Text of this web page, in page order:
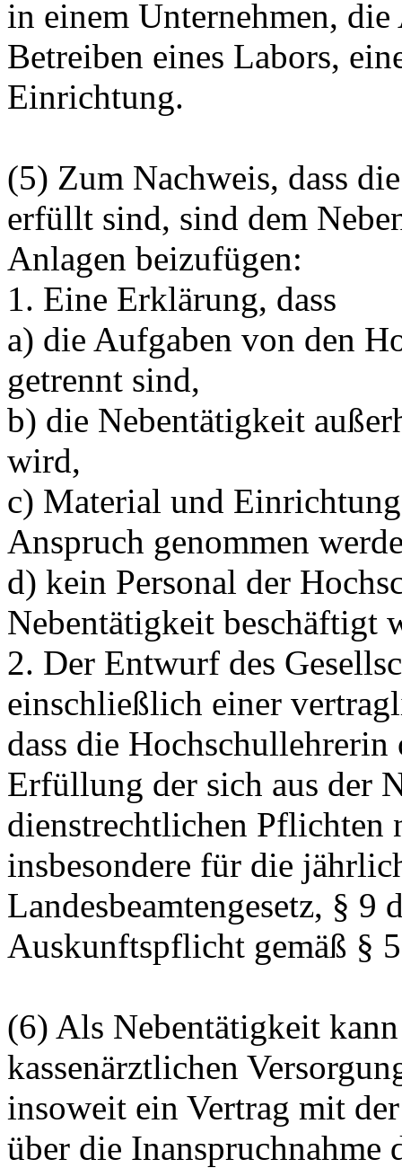
in einem Unternehmen,
Betreiben eines Labors,
Einrichtung.
(5) Zum Nachweis, dass
erfüllt sind, sind dem
Anlagen beizufügen:
1. Eine Erklärung, dass
a) die Aufgaben von den
getrennt sind,
b) die Nebentätigkeit
wird,
c) Material und
Anspruch genommen
d) kein Personal der
Nebentätigkeit beschäftigt
2. Der Entwurf des
einschließlich einer
dass die
Erfüllung der sich aus der
dienstrechtlichen Pflichten
insbesondere für die
Landesbeamtengesetz, § 9
Auskunftspflicht gemäß §
(6) Als Nebentätigkeit
kassenärztlichen
insoweit ein Vertrag mit
über die